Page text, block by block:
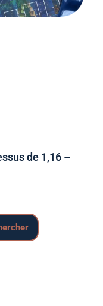
de 1,16 –